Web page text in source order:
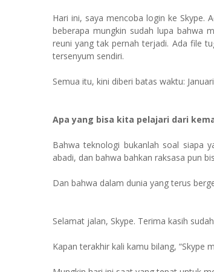
Hari ini, saya mencoba login ke Skype.
beberapa mungkin sudah lupa bahwa
reuni yang tak pernah terjadi. Ada file
tersenyum sendiri.
Semua itu, kini diberi batas waktu:
Apa yang bisa kita pelajari dari
Bahwa teknologi bukanlah soal siapa
abadi, dan bahwa bahkan raksasa pun
Dan bahwa dalam dunia yang terus
Selamat jalan, Skype. Terima kasih
Kapan terakhir kali kamu bilang, “Skype